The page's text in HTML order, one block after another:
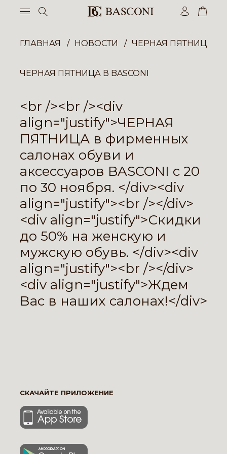
ГЛАВНАЯ НОВОСТИ ЧЕРНАЯ ПЯТНИЦА В
ЧЕРНАЯ ПЯТНИЦА В BASCONI
<br /><br /><div
align="justify">ЧЕРНАЯ
ПЯТНИЦА в фирменных
салонах обуви и
аксессуаров BASCONI c 20
по 30 ноября. </div><div
align="justify"><br /></div>
<div align="justify">Скидки
до 50% на женскую и
мужскую обувь. </div><div
align="justify"><br /></div>
<div align="justify">Ждем
Вас в наших салонах!</div>
СКАЧАЙТЕ ПРИЛОЖЕНИЕ